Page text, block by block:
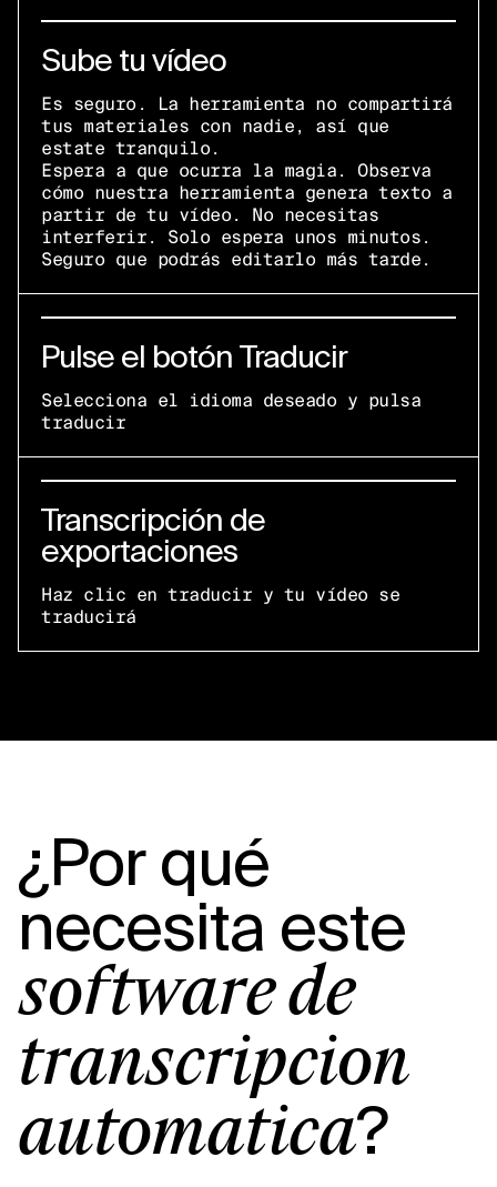
Sube tu vídeo
Es seguro. La herramienta no compartirá
tus materiales con nadie, así que
estate tranquilo.
Espera a que ocurra la magia. Observa
cómo nuestra herramienta genera texto a
partir de tu vídeo. No necesitas
interferir. Solo espera unos minutos.
Seguro que podrás editarlo más tarde.
Pulse el botón Traducir
Selecciona el idioma deseado y pulsa
traducir
Transcripción de
exportaciones
Haz clic en traducir y tu vídeo se
traducirá
¿Por qué
necesita este
software de
transcripción
automática?